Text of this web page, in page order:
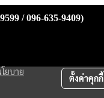
/ 096-635-9409)
ยบาย
ตั้งค่าคุกกี้